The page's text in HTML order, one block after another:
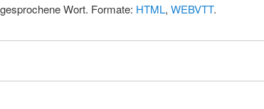
Wort. Formate: HTML, WEBVTT.